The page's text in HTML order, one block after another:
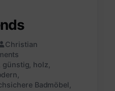
Christian
günstig holz
Badmöbel